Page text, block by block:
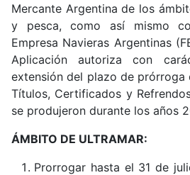
Mercante Argentina de los
y pesca, como así mismo
Empresa Navieras Argentinas
Aplicación autoriza con
extensión del plazo de prórroga
Títulos, Certificados y
se produjeron durante los años
ÁMBITO DE ULTRAMAR:
Prorrogar hasta el 31 de